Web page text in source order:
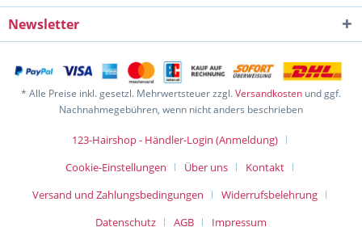
Newsletter
* Alle Preise inkl. gesetzl. Mehrwertsteuer zzgl.Versandkosten und ggf.
Nachnahmegebühren, wenn nicht anders beschrieben
123-Hairshop - Händler-Login (Anmeldung)
Cookie-Einstellungen
Über uns
Kontakt
Versand und Zahlungsbedingungen
Widerrufsbelehrung
Datenschutz
AGB Impressum